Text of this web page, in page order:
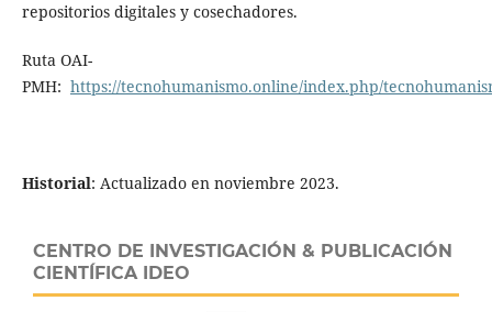
repositorios digitales y cosechadores.
Ruta OAI-
PMH: https://tecnohumanismo.online/index.php/
Historial: Actualizado en noviembre 2023.
CENTRO DE INVESTIGACIÓN & PUBLICACIÓN
CIENTÍFICA IDEO